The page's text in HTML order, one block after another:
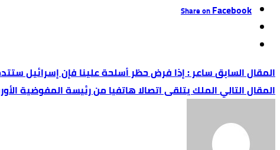
Share onFacebook
ساعر : إذا فرض حظر أسلحة علينا فإن إسرائيل
الملك يتلقى اتصالا هاتفيا من رئيسة المفوضية